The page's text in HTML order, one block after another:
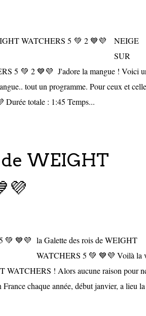
NEIGE
SUR
5 💚 2 💙💜 J'adore la mangue ! Voici
tout un programme. Pour ceux et
Durée totale : 1:45 Temps...
WEIGHT
la Galette des rois de WEIGHT
WATCHERS 5 💚 💙💜 Voilà la
WATCHERS ! Alors aucune raison pour
chaque année, début janvier, a lieu la